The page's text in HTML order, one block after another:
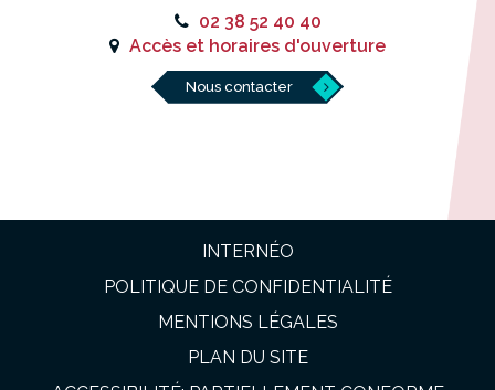
02 38 52 40 40
Accès et horaires d'ouverture
Nous contacter
INTERNÉO
POLITIQUE DE CONFIDENTIALITÉ
MENTIONS LÉGALES
PLAN DU SITE